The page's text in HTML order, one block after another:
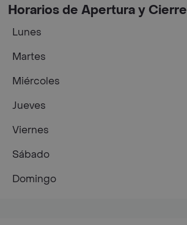
Horarios de Apertura y Cierre
Lunes
Martes
Miércoles
Jueves
Viernes
Sábado
Domingo